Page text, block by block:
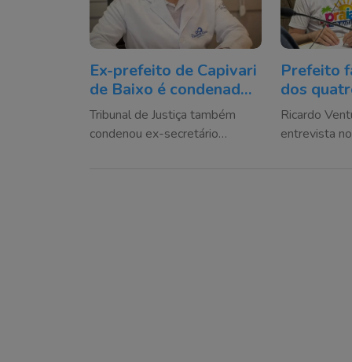
Ex-prefeito de Capivari
de Baixo é condenado
a quase 14 anos na
Operação Mensageiro
Tribunal de Justiça também
condenou ex-secretário
Prefeito
dos
gestão na
Ricardo
entrevista